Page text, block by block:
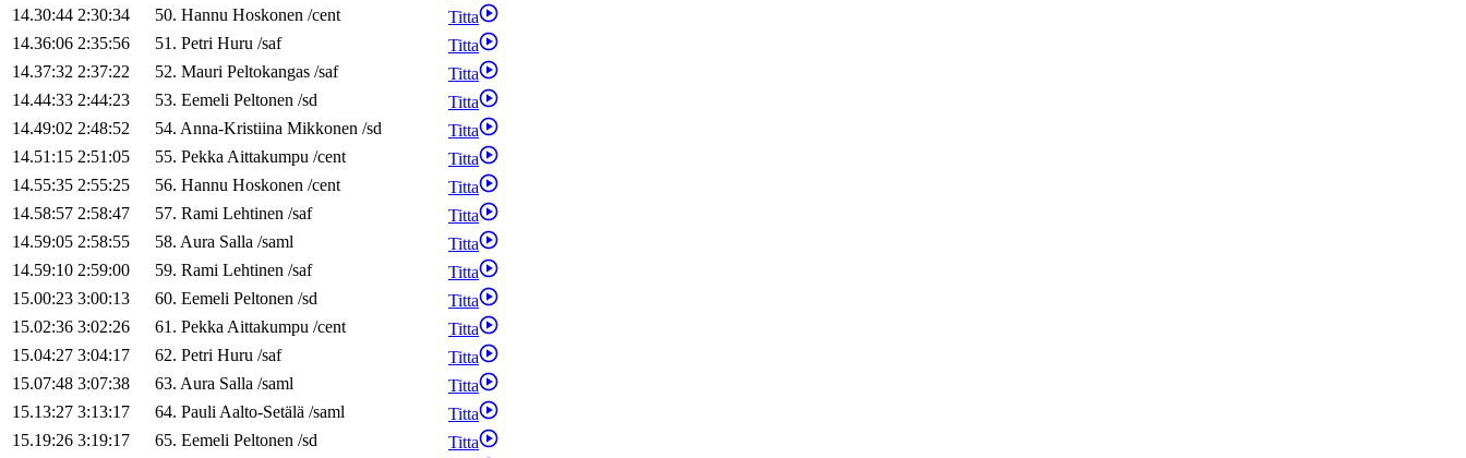
14.30:44 2:30:34 50. Hannu Hoskonen /cent
Titta
14.36:06 2:35:56 51. Petri Huru /saf
Titta
14.37:32 2:37:22 52. Mauri Peltokangas /saf
Titta
14.44:33 2:44:23 53. Eemeli Peltonen /sd
Titta
14.49:02 2:48:52 54. Anna-Kristiina Mikkonen /sd
Titta
14.51:15 2:51:05 55. PekkaAittakumpu /cent
Titta
14.55:35 2:55:25 56. Hannu Hoskonen /cent
Titta
14.58:57 2:58:47 57. Rami Lehtinen /saf
Titta
14.59:05 2:58:55 58. Aura Salla /saml
Titta
14.59:10 2:59:00 59. Rami Lehtinen /saf
Titta
15.00:23 3:00:13 60. Eemeli Peltonen /sd
Titta
15.02:36 3:02:26 61. PekkaAittakumpu /cent
Titta
15.04:27 3:04:17 62. Petri Huru /saf
Titta
15.07:48 3:07:38 63. Aura Salla /saml
Titta
15.13:27 3:13:17 64. PauliAalto-Setälä /saml
Titta
15.19:26 3:19:17 65. Eemeli Peltonen /sd
Titta